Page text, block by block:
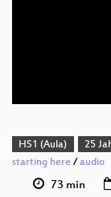
HS1 (Aula) 25
starting here /audio
73 min